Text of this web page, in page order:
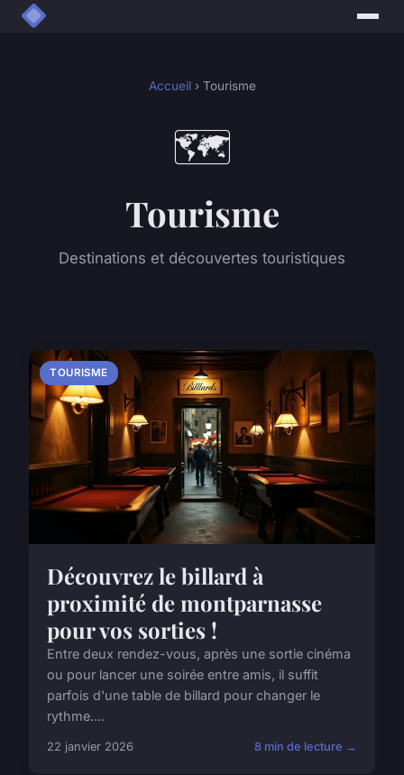
Accueil› Tourisme
🗺️
Tourisme
Destinations et découvertes touristiques
TOURISME
Découvrez le billard à
proximité de montparnasse
pour vos sorties !
Entre deux rendez-vous, après une sortie cinéma
ou pour lancer une soirée entre amis, il suffit
parfois d'une table de billard pour changer le
rythme....
22 janvier 2026 8 min de lecture →